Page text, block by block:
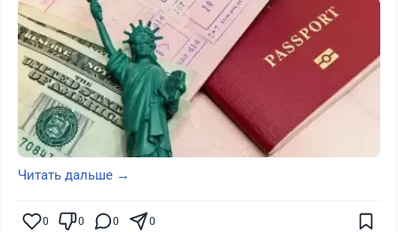
Читать дальше →
0 0 0 0